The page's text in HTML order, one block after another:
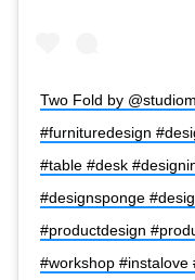
Two Fold by
#furnituredesign
#table #desk
#designsponge
#productdesign
#workshop #instalove